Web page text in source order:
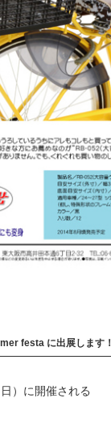
festa に出展します！
）に開催される